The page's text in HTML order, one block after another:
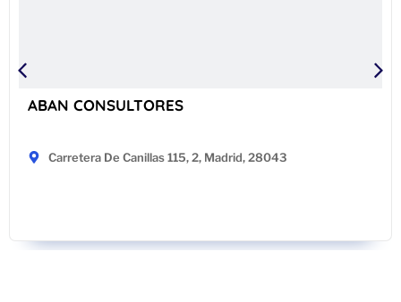
ABAN CONSULTORES
Carretera De Canillas 115, 2, Madrid, 28043